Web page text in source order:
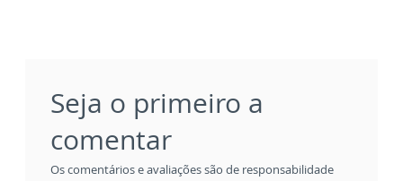
Seja o primeiro a
comentar
Os comentários e avaliações são de responsabilidade